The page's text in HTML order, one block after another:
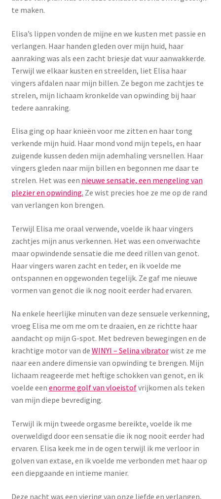
Tampons
Stimulatie, vibrators
Verzorgingsproducten
Wasbaar maandverband
Wasbare zoogcompressen
Oefenbroekjes – zindelijkheidstraining
Yoni eggs
Diverse
Contact
te maken.
Elisa’s lippen vonden de mijne en we kusten met passie en
verlangen. Haar handen gleden over mijn huid, haar
aanraking was als een zacht briesje dat vuur aanwakkerde.
Terwijl we elkaar kusten en streelden, liet Elisa haar
vingers afdalen naar mijn billen. Ze begon me zachtjes te
strelen, mijn lichaam kronkelde van opwinding bij haar
tedere aanraking.
Elisa ging op haar knieën voor me zitten en haar tong
verkende mijn huid. Haar mond vond mijn tepels, en haar
zuigende kussen deden mijn ademhaling versnellen. Haar
vingers gleden naar mijn billen en begonnen me daar te
strelen. Het was een nieuwe sensatie, een mengeling van
plezier en opwinding. Ze wist precies hoe ze me op de rand
van verlangen kon brengen.
Terwijl Elisa me oraal verwende, voelde ik haar vingers
zachtjes mijn anus verkennen. Het was een onverwachte
maar opwindende sensatie die me deed rillen van genot.
Haar vingers waren zacht en teder, en ik voelde me
ontspannen en opgewonden tegelijk. Ze gaf me nieuwe
vormen van genot die ik nog nooit eerder had ervaren.
Na enkele heerlijke minuten van deze sensuele verkenning,
vroeg Elisa me om me om te draaien, en ze richtte haar
aandacht op mijn G-spot. Met bedreven bewegingen en de
krachtige motor van de WINYI – Selina vibratorwist ze me
naar een andere dimensie van opwinding te brengen. Mijn
lichaam reageerde met heftige schokken van genot, en ik
voelde een enorme golf van vloeistofvrijkomen als teken
van mijn diepe bevrediging.
Terwijl ik mijn tweede orgasme bereikte, voelde ik me
overweldigd door een sensatie die ik nog nooit eerder had
ervaren. Elisa keek me in de ogen terwijl ik me verloor in
golven van extase, en ik voelde me verbonden met haar op
een diepgaande en intieme manier.
Deze nacht was een viering van onze liefde en verlangen,